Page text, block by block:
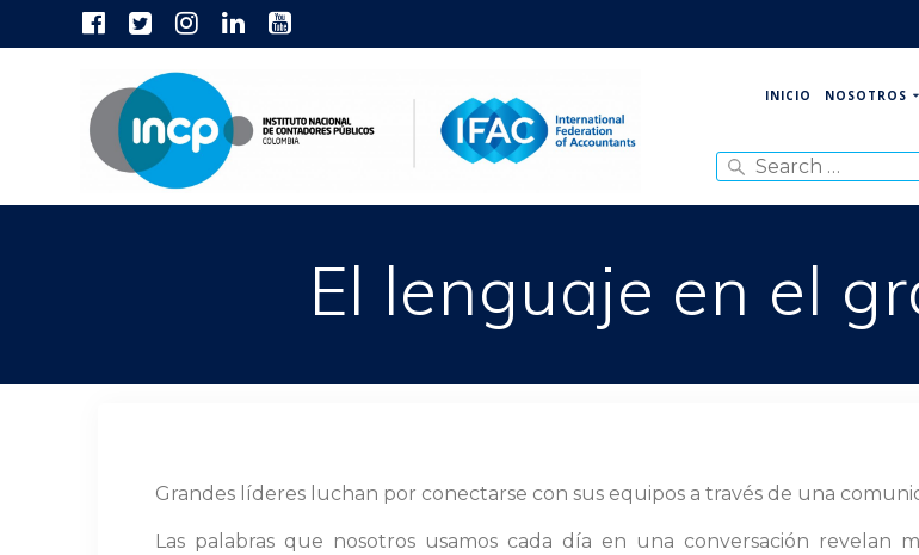
INICIO NOSOTROS
for:
El lenguaje en el
Grandes líderes luchan por conectarse con sus equipos a través de una
Las palabras que nosotros usamos cada día en una conversación revelan